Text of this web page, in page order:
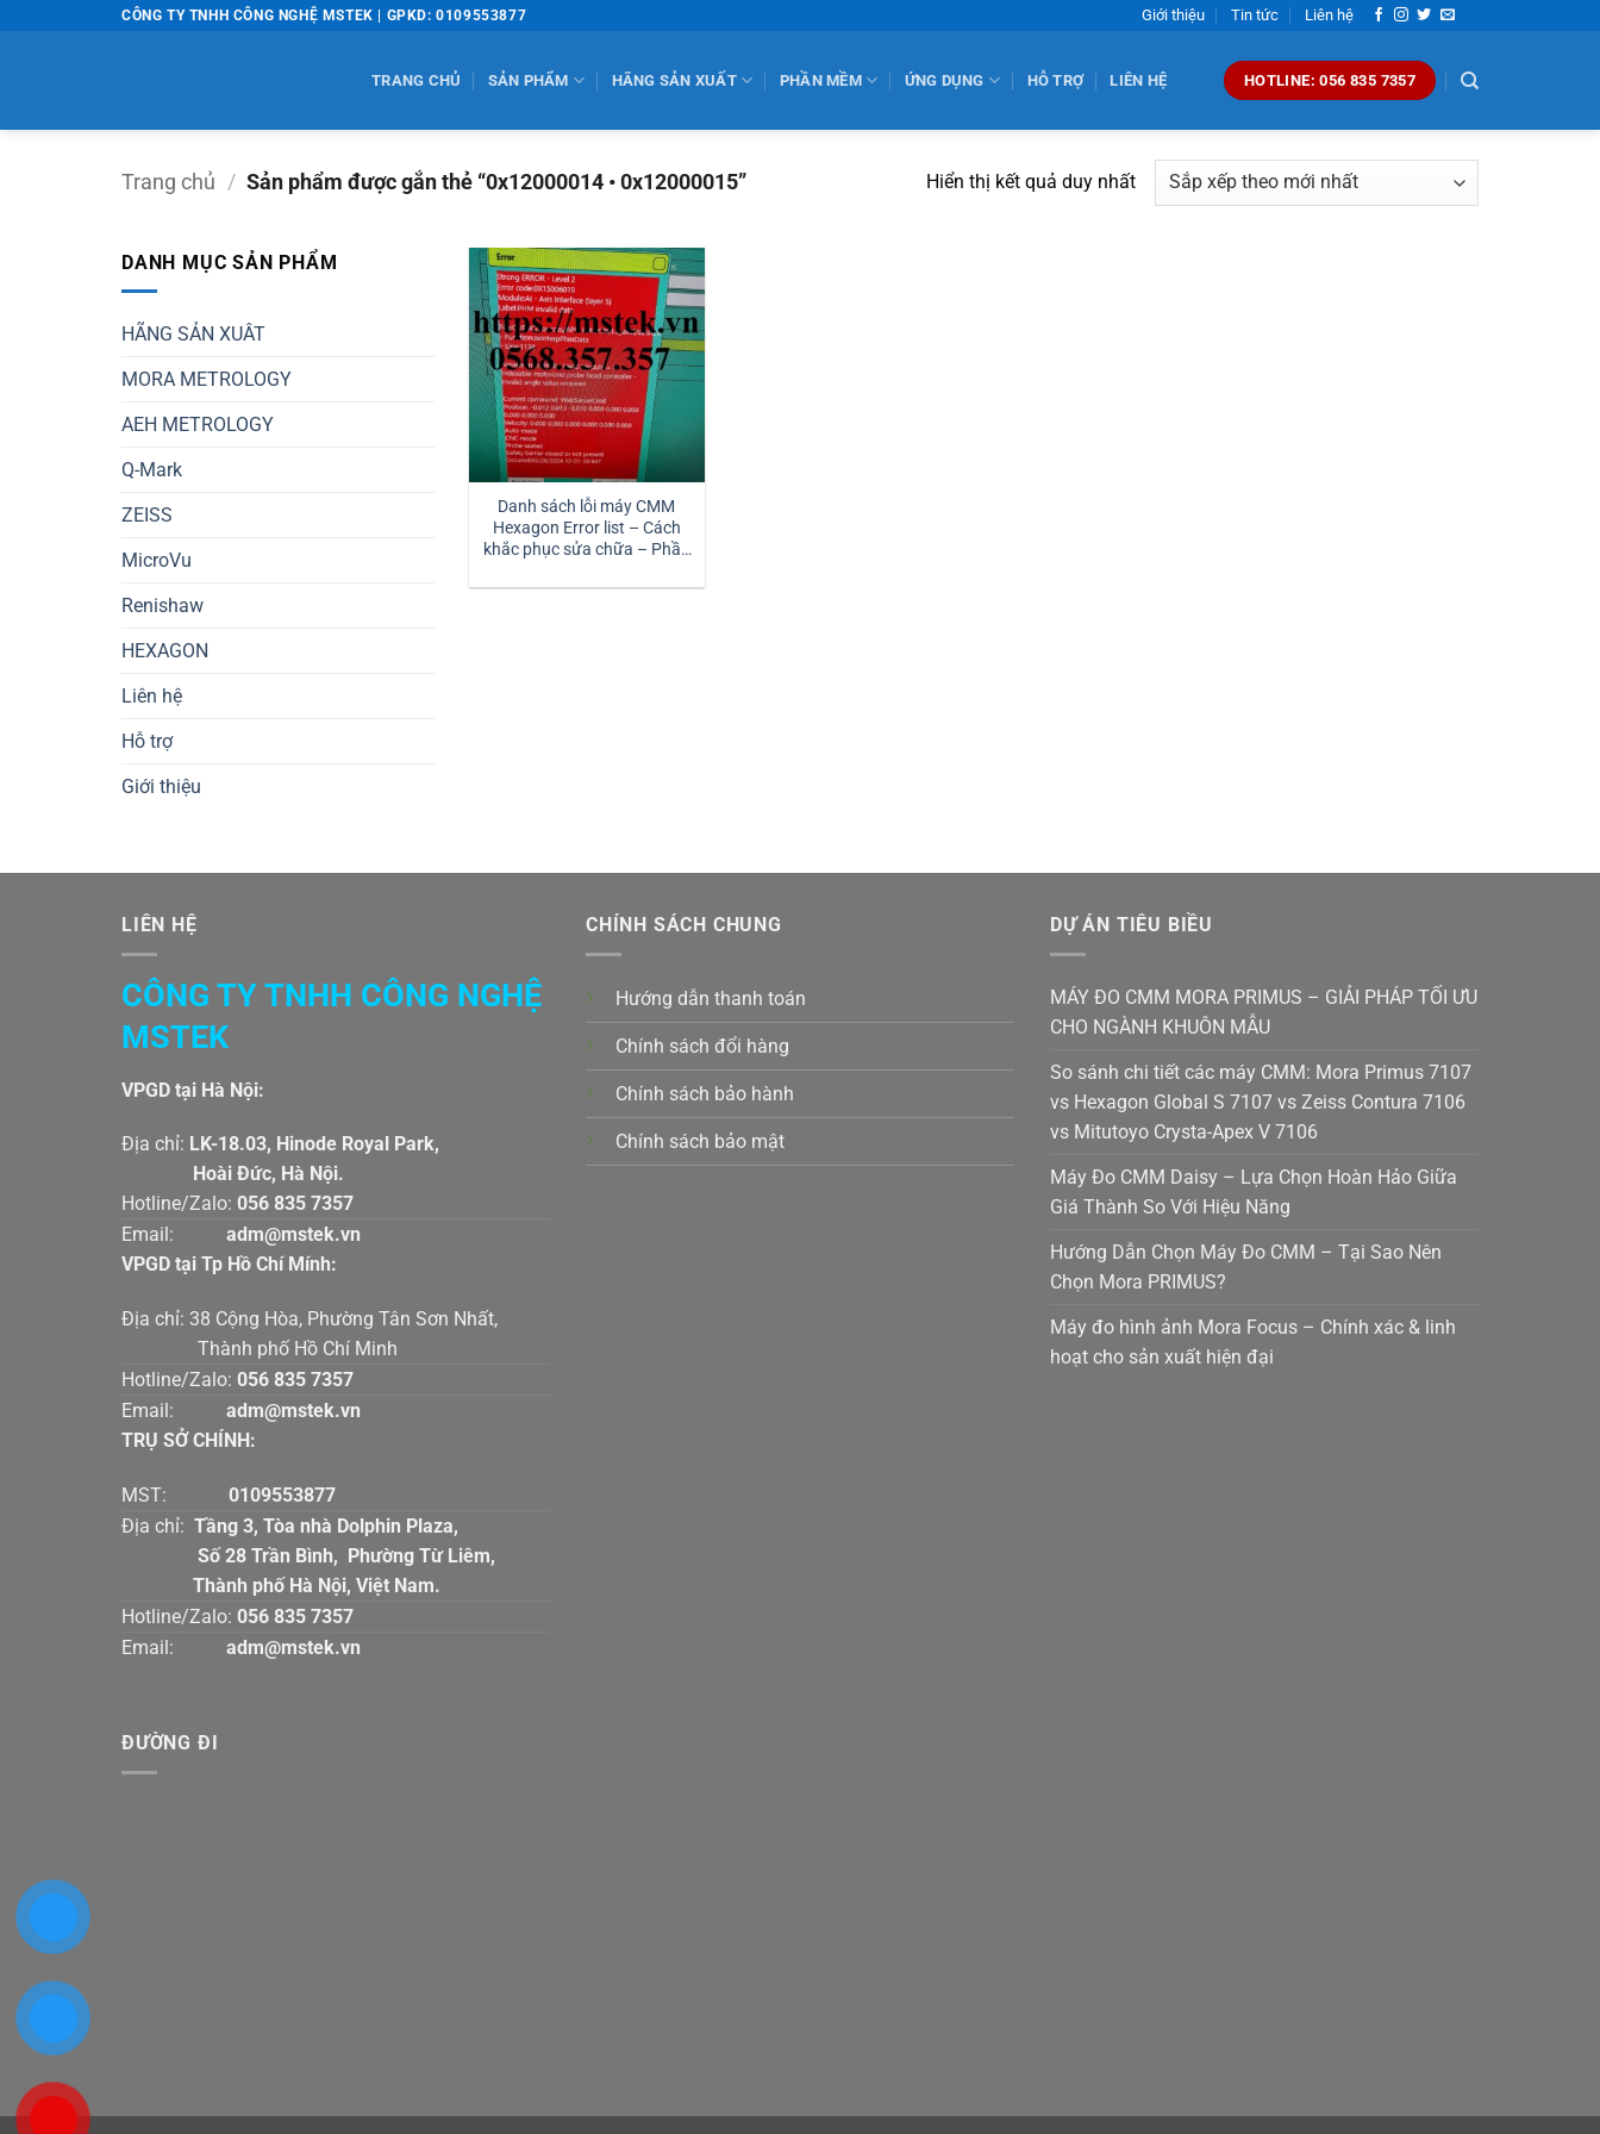
CÔNG TY TNHH CÔNG NGHỆ MSTEK | GPKD: 0109553877 Giới thiệu Tin tức Liên hệ
TRANG CHỦ SẢN PHẨM HÃNG SẢN XUẤT PHẦN MỀM ỨNG DỤNG HỖ TRỢ LIÊN HỆ HOTLINE: 056 835 7357
Trang chủ / Sản phẩm được gắn thẻ “0x12000014 • 0x12000015” Hiển thị kết quả duy nhất
DANH MỤC SẢN PHẨM
HÃNG SẢN XUÂT
MORA METROLOGY
AEH METROLOGY
Q-Mark
ZEISS
MicroVu
Renishaw
HEXAGON
Liên hệ
Hỗ trợ
Giới thiệu
Danh sách lỗi máy CMM
Hexagon Error list – Cách
khắc phục sửa chữa – Phần
LIÊN HỆ
CÔNG TY TNHH CÔNG NGHỆ
MSTEK
VPGD tại Hà Nội:
Địa chỉ: LK-18.03, Hinode Royal Park,
Hoài Đức, Hà Nội.
Hotline/Zalo: 056 835 7357
Email:
adm@mstek.vn
VPGD tại Tp Hồ Chí Mính:
Địa chỉ: 38 Cộng Hòa, Phường Tân Sơn Nhất,
Thành phố Hồ Chí Minh
Hotline/Zalo: 056 835 7357
Email:
adm@mstek.vn
TRỤ SỞ CHÍNH:
MST: 0109553877
Địa chỉ: Tầng 3, Tòa nhà Dolphin Plaza,
Số 28 Trần Bình, Phường Từ Liêm,
Thành phố Hà Nội, Việt Nam.
Hotline/Zalo: 056 835 7357
Email:
adm@mstek.vn
CHÍNH SÁCH CHUNG
Hướng dẫn thanh toán
Chính sách đổi hàng
Chính sách bảo hành
Chính sách bảo mật
DỰ ÁN TIÊU BIỀU
MÁY ĐO CMM MORA PRIMUS – GIẢI PHÁP TỐI ƯU
CHO NGÀNH KHUÔN MẪU
So sánh chi tiết các máy CMM: Mora Primus 7107
vs Hexagon Global S 7107 vs Zeiss Contura 7106
vs Mitutoyo Crysta-Apex V 7106
Máy Đo CMM Daisy – Lựa Chọn Hoàn Hảo Giữa
Giá Thành So Với Hiệu Năng
Hướng Dẫn Chọn Máy Đo CMM – Tại Sao Nên
Chọn Mora PRIMUS?
Máy đo hình ảnh Mora Focus – Chính xác & linh
hoạt cho sản xuất hiện đại
ĐƯỜNG ĐI